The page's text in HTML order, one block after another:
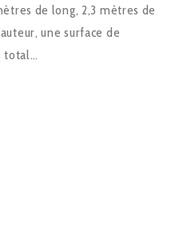
de long, 2,3 mètres de
une surface de
total…